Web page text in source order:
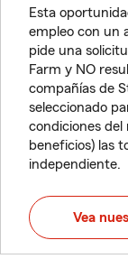
Esta
empleo con un
pide una
Farm y NO
compañías de
seleccionado
condiciones del
beneficios) las
independiente.
Vea